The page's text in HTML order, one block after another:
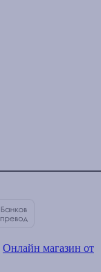
Онлайн магазин от